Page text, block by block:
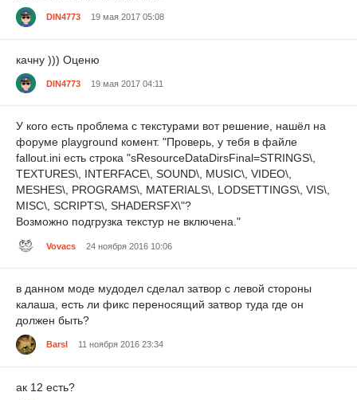
DIN4773 19 мая 2017 05:08
качну ))) Оценю
DIN4773 19 мая 2017 04:11
У кого есть проблема с текстурами вот решение, нашёл на
форуме playground комент. "Проверь, у тебя в файле
fallout.ini есть строка "sResourceDataDirsFinal=STRINGS\,
TEXTURES\, INTERFACE\, SOUND\, MUSIC\, VIDEO\,
MESHES\, PROGRAMS\, MATERIALS\, LODSETTINGS\, VIS\,
MISC\, SCRIPTS\, SHADERSFX\"?
Возможно подгрузка текстур не включена."
Vovacs 24 ноября 2016 10:06
в данном моде мудодел сделал затвор с левой стороны
калаша, есть ли фикс переносящий затвор туда где он
должен быть?
BarsI 11 ноября 2016 23:34
ак 12 есть?